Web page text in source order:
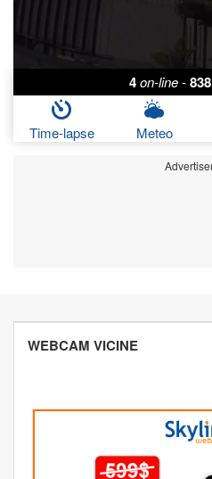
4on-line-
Time-lapse Meteo
WEBCAM VICINE